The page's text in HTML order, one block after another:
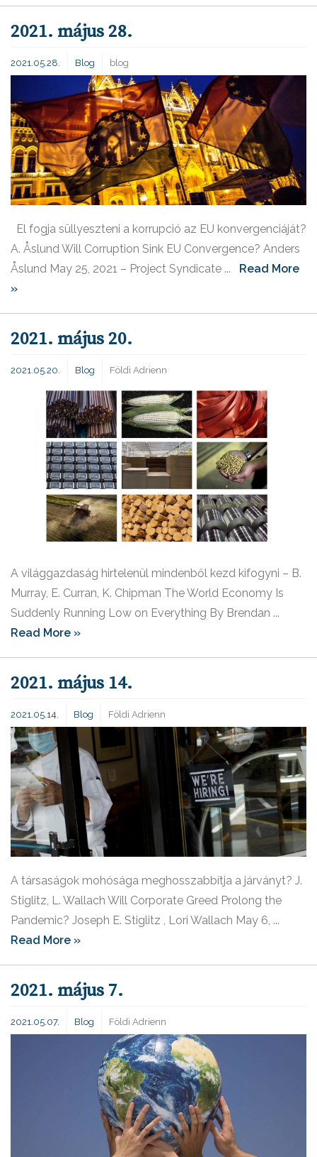
2021. május 28.
2021.05.28. Blog blog
El fogja süllyeszteni a korrupció az EU konvergenciáját?
A. Åslund Will Corruption Sink EU Convergence? Anders
Åslund May 25, 2021 – Project Syndicate ... Read More
»
2021. május 20.
2021.05.20. Blog Földi Adrienn
A világgazdaság hirtelenül mindenből kezd kifogyni – B.
Murray, E. Curran, K. Chipman The World Economy Is
Suddenly Running Low on Everything By Brendan ...
Read More »
2021. május 14.
2021.05.14. Blog Földi Adrienn
A társaságok mohósága meghosszabbítja a járványt? J.
Stiglitz, L. Wallach Will Corporate Greed Prolong the
Pandemic? Joseph E. Stiglitz , Lori Wallach May 6, ...
Read More »
2021. május 7.
2021.05.07. Blog Földi Adrienn